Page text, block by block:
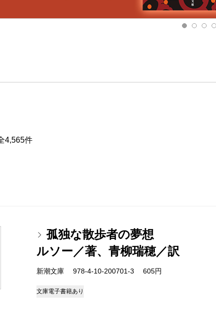
4,565件
孤独な散歩者の夢想
ルソー／著、青柳瑞穂／訳
新潮文庫 978-4-10-200701-3 605円
文庫電子書籍あり